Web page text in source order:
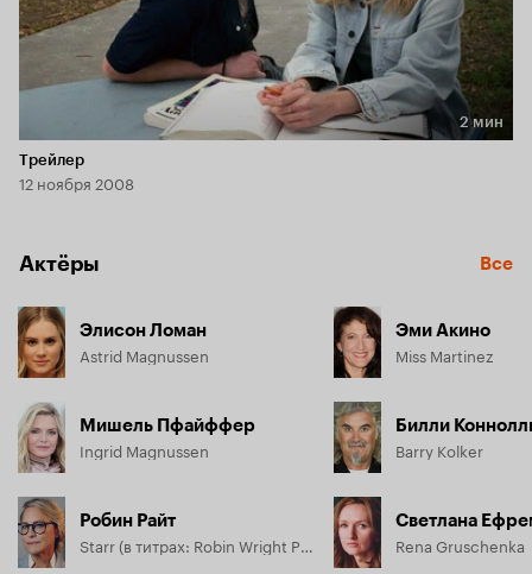
Длительность 2 мин
2 мин
Трейлер
12 ноября 2008
Актёры Все
Элисон Ломан
Astrid Magnussen
Мишель Пфайффер
Ingrid Magnussen
Робин Райт
Эми Акино
Miss Martinez
Билли
Barry Kolker
Светлана
Rena Gruschenka